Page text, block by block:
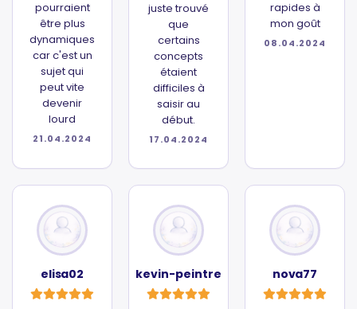
pourraient
être plus
dynamiques
car c'est un
sujet qui
peut vite
devenir
lourd
21.04.2024
juste trouvé
que
certains
concepts
étaient
difficiles à
saisir au
début.
17.04.2024
rapides à
mon goût
08.04.2024
elisa02 kevin-peintre nova77